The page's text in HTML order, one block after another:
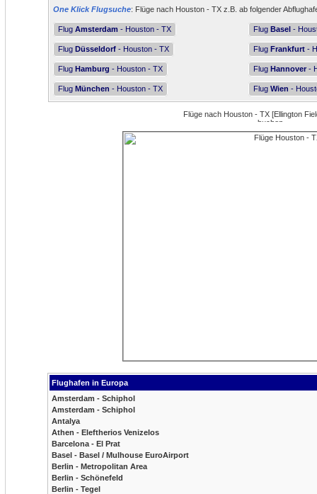
One Klick Flugsuche: Flüge nach Houston - TX z.B. ab folgender
Flug Amsterdam - Houston - TX Flug Basel -
Flug Düsseldorf - Houston - TX Flug Frankfurt -
Flug Hamburg - Houston - TX Flug Hannover -
Flug München - Houston - TX Flug Wien -
Flughafen in Europa
Amsterdam - Schiphol
Amsterdam - Schiphol
Antalya
Athen - Eleftherios Venizelos
Barcelona - El Prat
Basel - Basel / Mulhouse EuroAirport
Berlin - Metropolitan Area
Berlin - Schönefeld
Berlin - Tegel